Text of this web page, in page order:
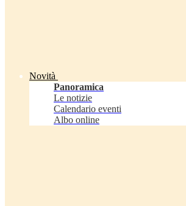
Novità
Panoramica
Le notizie
Calendario eventi
Albo online